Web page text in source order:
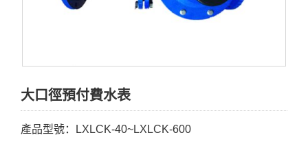
大口徑預付費水表
產品型號：LXLCK-40~LXLCK-600